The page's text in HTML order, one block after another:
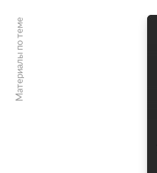
Материалы по теме